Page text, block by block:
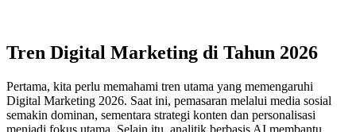
Tren Digital Marketing di Tahun 2026
Pertama, kita perlu memahami tren utama yang memengaruhi
Digital Marketing 2026. Saat ini, pemasaran melalui media sosial
semakin dominan, sementara strategi konten dan personalisasi
menjadi fokus utama. Selain itu, analitik berbasis AI membantu